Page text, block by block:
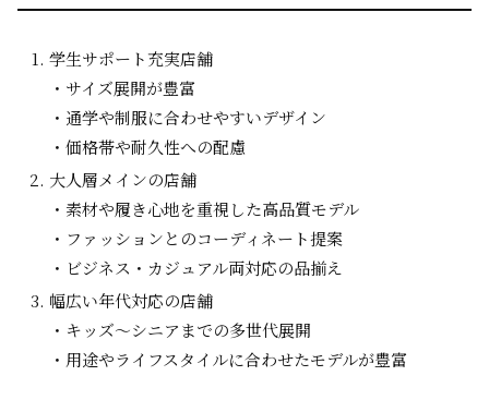
学生サポート充実店舗
・サイズ展開が豊富
・通学や制服に合わせやすいデザイン
・価格帯や耐久性への配慮
大人層メインの店舗
・素材や履き心地を重視した高品質モデル
・ファッションとのコーディネート提案
・ビジネス・カジュアル両対応の品揃え
幅広い年代対応の店舗
・キッズ～シニアまでの多世代展開
・用途やライフスタイルに合わせたモデルが豊富